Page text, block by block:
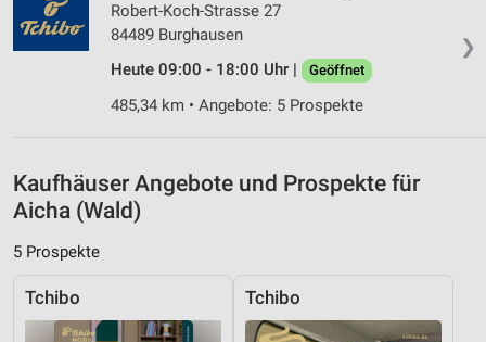
❯
Robert-Koch-Strasse 27
84489 Burghausen
Heute 09:00 - 18:00 Uhr |
Geöffnet
485,34 km • Angebote: 5 Prospekte
Kaufhäuser Angebote und Prospekte für
Aicha (Wald)
5 Prospekte
Tchibo Tchibo
Messung der Performance von Inhalten
Analyse von Zielgruppen durch Statistiken oder
Kombinationen von Daten aus verschiedenen
Verwendung reduzierter Daten zur Auswahl von
Inhalten
Informationen identifizieren